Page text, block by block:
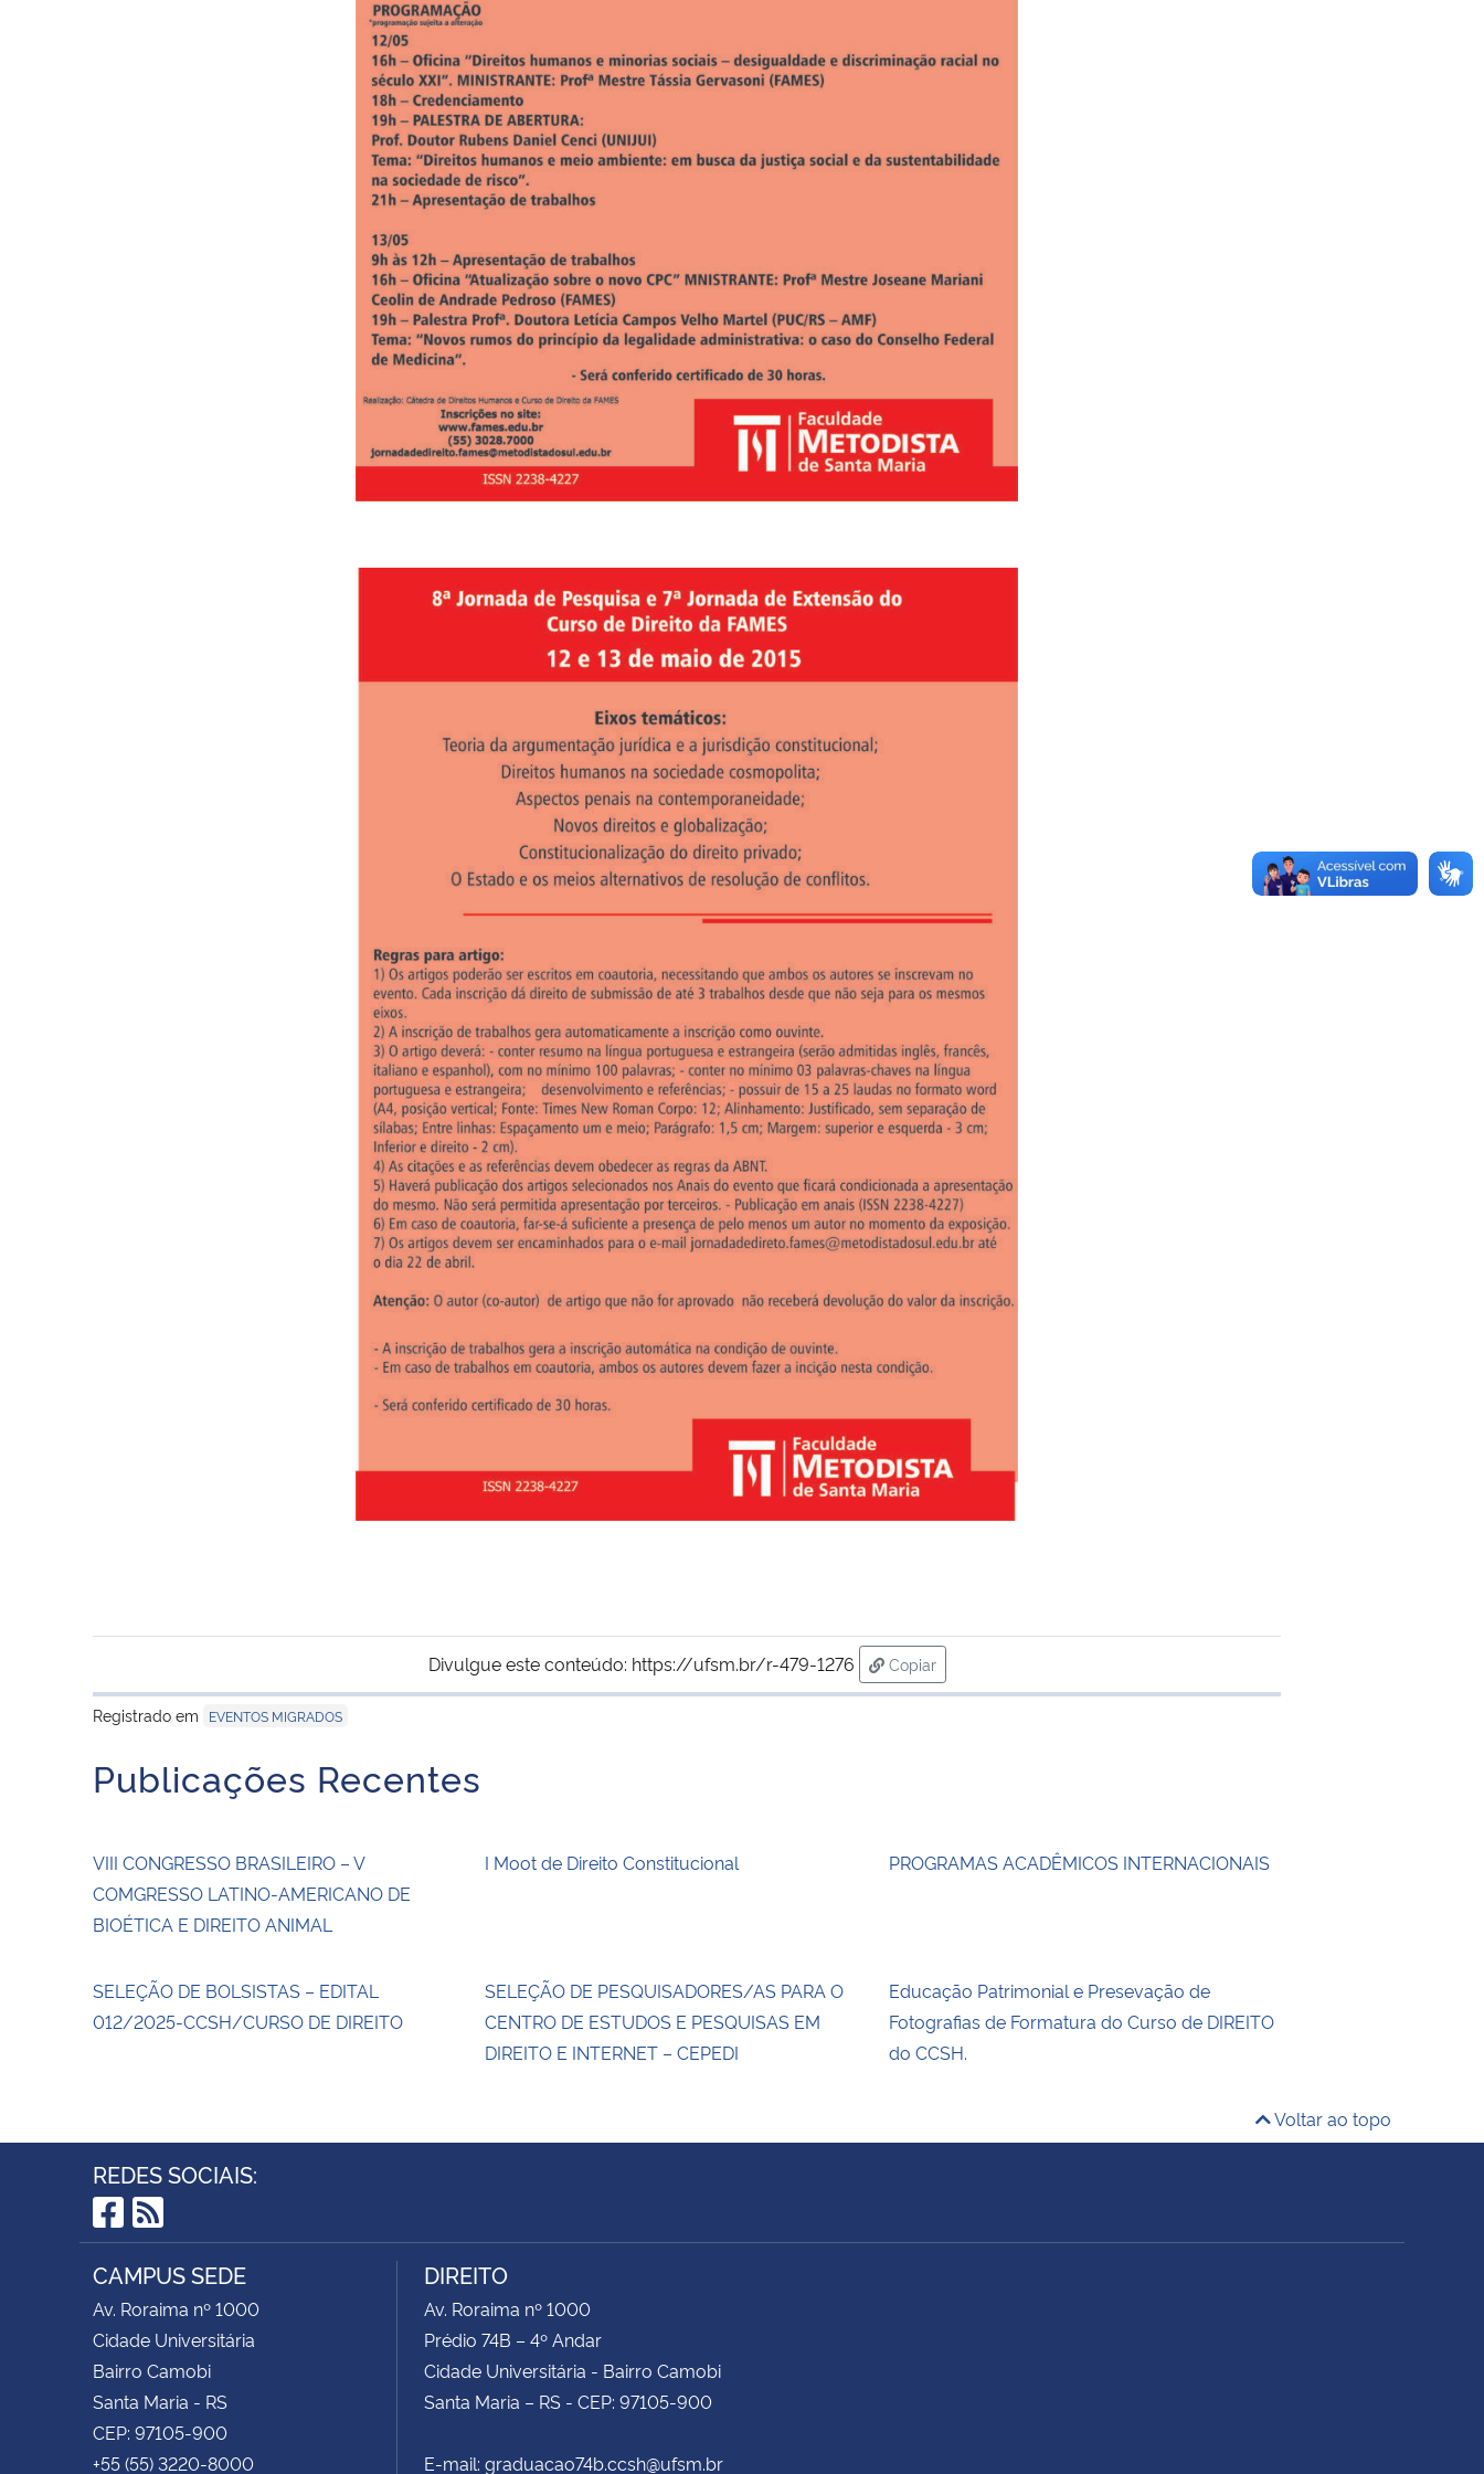
Divulgue este conteúdo: https://ufsm.br/r-479-1276
Copiar
para área de transferência
Registrado em
EVENTOS MIGRADOS
Publicações Recentes
VIII CONGRESSO BRASILEIRO – V
COMGRESSO LATINO-AMERICANO DE
BIOÉTICA E DIREITO ANIMAL
I Moot de Direito Constitucional PROGRAMAS ACADÊMICOS INTERNACIONAIS
SELEÇÃO DE BOLSISTAS – EDITAL
012/2025-CCSH/CURSO DE DIREITO
SELEÇÃO DE PESQUISADORES/AS PARA O
CENTRO DE ESTUDOS E PESQUISAS EM
DIREITO E INTERNET – CEPEDI
Educação Patrimonial e Presevação de
Fotografias de Formatura do Curso de DIREITO
do CCSH.
Voltar ao topo
REDES SOCIAIS:
Facebook
RSS
CAMPUS SEDE
Av. Roraima nº 1000
Cidade Universitária
Bairro Camobi
Santa Maria - RS
CEP: 97105-900
+55 (55) 3220-8000
DIREITO
Av. Roraima nº 1000
Prédio 74B – 4º Andar
Cidade Universitária - Bairro Camobi
Santa Maria – RS - CEP: 97105-900
E-mail: graduacao74b.ccsh@ufsm.br